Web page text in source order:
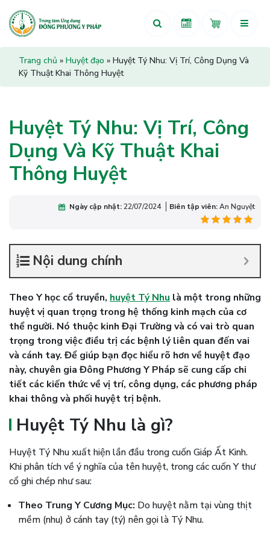
Trang chủ » Huyệt đạo » Huyệt Tý Nhu: Vị Trí, Công Dụng Và
Kỹ Thuật Khai Thông Huyệt
Huyệt Tý Nhu: Vị Trí, Công
Dụng Và Kỹ Thuật Khai
Thông Huyệt
Ngày cập nhật:22/07/2024 Biên tập viên:An Nguyệt
Nội dung chính
Theo Y học cổ truyền, huyệt Tý Nhu là một trong những
huyệt vị quan trọng trong hệ thống kinh mạch của cơ
thể người. Nó thuộc kinh Đại Trường và có vai trò quan
trọng trong việc điều trị các bệnh lý liên quan đến vai
và cánh tay. Để giúp bạn đọc hiểu rõ hơn về huyệt đạo
này, chuyên gia Đông Phương Y Pháp sẽ cung cấp chi
tiết các kiến thức về vị trí, công dụng, các phương pháp
khai thông và phối huyệt trị bệnh.
Huyệt Tý Nhu là gì?
Huyệt Tý Nhu xuất hiện lần đầu trong cuốn Giáp Ất Kinh.
Khi phân tích về ý nghĩa của tên huyệt, trong các cuốn Y thư
cổ ghi chép như sau:
Theo Trung Y Cương Mục: Do huyệt nằm tại vùng thịt
mềm (nhu) ở cánh tay (tý) nên gọi là Tý Nhu.